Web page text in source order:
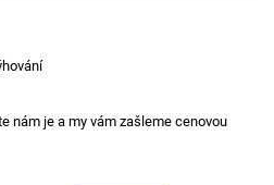
nám je a my vám zašleme cenovou